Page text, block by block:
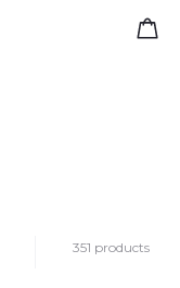
351 products